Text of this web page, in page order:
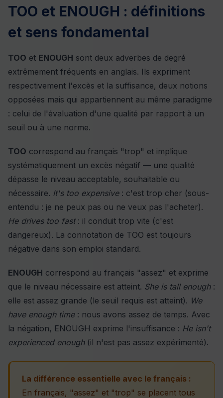
TOO et ENOUGH : définitions
et sens fondamental
TOO et ENOUGH sont deux adverbes de degré
extrêmement fréquents en anglais. Ils expriment
respectivement l'excès et la suffisance, deux notions
opposées mais qui appartiennent au même paradigme
: celui de l'évaluation d'une qualité par rapport à un
seuil ou à une norme.
TOO correspond au français "trop" et implique
systématiquement un excès négatif — une qualité
dépasse le niveau acceptable, souhaitable ou
nécessaire. It's too expensive: c'est trop cher (sous-
entendu : je ne peux pas ou ne veux pas l'acheter).
He drives too fast: il conduit trop vite (c'est
dangereux). La connotation de TOO est toujours
négative dans son emploi standard.
ENOUGH correspond au français "assez" et exprime
que le niveau nécessaire est atteint. She is tall enough:
elle est assez grande (le seuil requis est atteint). We
have enough time: nous avons assez de temps. Avec
la négation, ENOUGH exprime l'insuffisance : He isn't
experienced enough(il n'est pas assez expérimenté).
La différence essentielle avec le français :
En français, "assez" et "trop" se placent tous